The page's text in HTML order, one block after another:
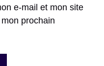
e-mail et mon site
prochain